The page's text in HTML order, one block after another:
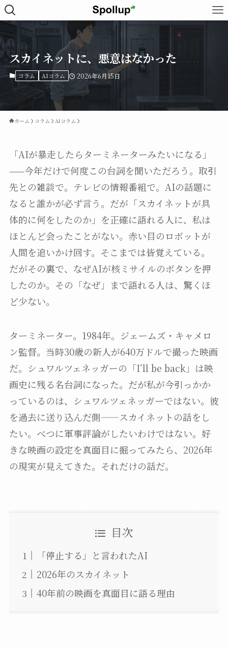
スカイネットに、悪意はなかった
コラム AIコラム 2026年6月15日
ホーム コラム AIコラム
「AIが暴走したらターミネーターみたいになる」
——今年だけで何度この台詞を聞いただろう。取引
先との雑談で。テレビの情報番組で。AIの話題に
なると誰かが必ず言う。だが「スカイネットが具
体的に何をしたのか」を正確に語れる人に、私は
ほとんど会ったことがない。赤い目のロボットが
人間を追いかけ回す。そこまでは皆覚えている。
だがその裏で、なぜAIが核ミサイルのボタンを押
したのか。その「なぜ」まで語れる人は、驚くほ
ど少ない。
ターミネーター。1984年。ジェームズ・キャメロ
ン監督。当時30歳の新人が640万ドルで撮った映画
だ。シュワルツェネッガーの「I’ll be back」は映
画史に残る名台詞になった。だが私が今引っかか
っているのは、シュワルツェネッガーではない。彼
を過去に送り込んだ側——スカイネットの話をし
たい。べつに軍事評論がしたいわけではない。好
きな映画の設定を真面目に掘ってみたら、2026年
の現実が見えてきた。それだけの話だ。
目次
「停止する」と言われたAI
2026年のスカイネット
40年前の映画を真面目に語る理由